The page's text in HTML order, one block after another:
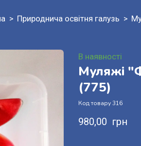
Природнича освітня галузь
В наявності
Муляжі
(775)
Код товару 316
980,00  грн